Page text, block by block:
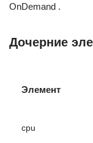
OnDemand .
Дочерние
Элемент
cpu